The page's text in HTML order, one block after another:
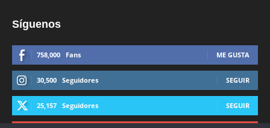
Síguenos
758,000 Fans ME GUSTA
30,500 Seguidores SEGUIR
25,157 Seguidores SEGUIR